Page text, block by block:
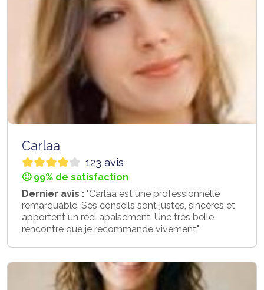
Carlaa
123 avis
🙂 99% de satisfaction
Dernier avis : "Carlaa est une professionnelle
remarquable. Ses conseils sont justes, sincères et
apportent un réel apaisement. Une très belle
rencontre que je recommande vivement."